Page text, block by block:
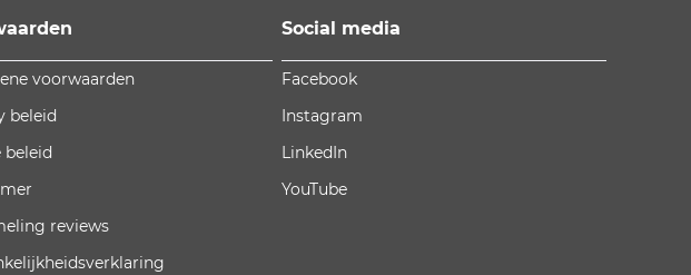
voorwaarden
beleid
beleid
reviews
Social media
Facebook
Instagram
LinkedIn
YouTube